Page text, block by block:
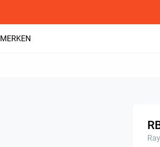
MERKEN